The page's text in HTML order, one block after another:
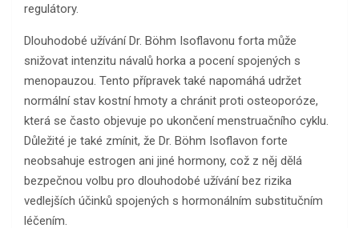
regulátory.
Dlouhodobé užívání Dr. Böhm Isoflavonu forta může
snižovat intenzitu návalů horka a pocení spojených s
menopauzou. Tento přípravek také napomáhá udržet
normální stav kostní hmoty a chránit proti osteoporóze,
která se často objevuje po ukončení menstruačního cyklu.
Důležité je také zmínit, že Dr. Böhm Isoflavon forte
neobsahuje estrogen ani jiné hormony, což z něj dělá
bezpečnou volbu pro dlouhodobé užívání bez rizika
vedlejších účinků spojených s hormonálním substitučním
léčením.